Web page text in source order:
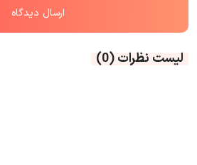
لیست نظرات(0)